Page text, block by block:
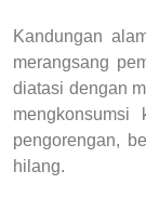
Kandungan
merangsang
diatasi dengan
pengorengan,
hilang.